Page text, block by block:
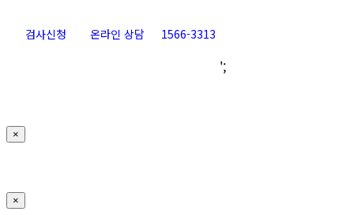
검사신청 온라인 상담 1566-3313
Go
';
×
×